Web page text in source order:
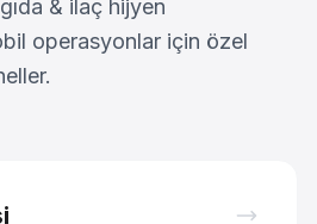
& ilaç hijyen
operasyonlar için özel